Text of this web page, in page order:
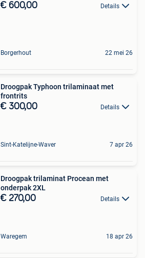
€ 600,00 Details
Borgerhout 22 mei 26
Droogpak Typhoon trilaminaat met
frontrits
€ 300,00 Details
Sint-Katelijne-Waver 7 apr 26
Droogpak trilaminat Procean met
onderpak 2XL
€ 270,00 Details
Waregem 18 apr 26